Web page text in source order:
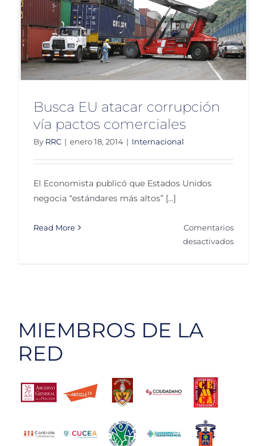
Busca EU atacar corrupción
vía pactos comerciales
By RRC | enero 18, 2014 | Internacional
El Economista publicó que Estados Unidos
negocia “estándares más altos” [...]
Read More
Comentarios
desactivadosen
MIEMBROS DE LA
RED